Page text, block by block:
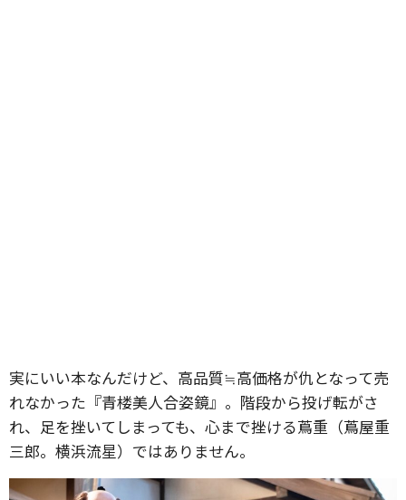
実にいい本なんだけど、高品質≒高価格が仇となって売
れなかった『青楼美人合姿鏡』。階段から投げ転がさ
れ、足を挫いてしまっても、心まで挫ける蔦重（蔦屋重
三郎。横浜流星）ではありません。